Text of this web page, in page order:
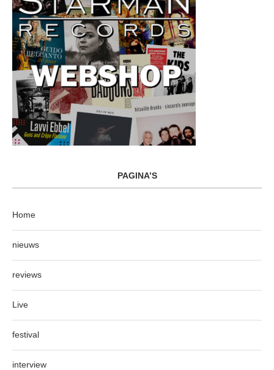
PAGINA’S
Home
nieuws
reviews
Live
festival
interview